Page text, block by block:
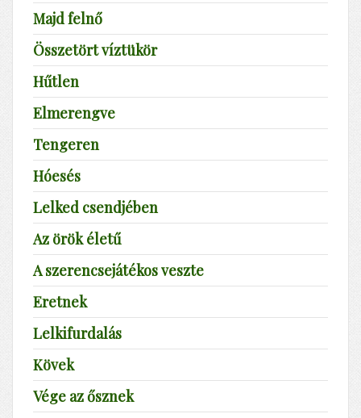
Majd felnő
Összetört víztükör
Hűtlen
Elmerengve
Tengeren
Hóesés
Lelked csendjében
Az örök életű
A szerencsejátékos veszte
Eretnek
Lelkifurdalás
Kövek
Vége az ősznek